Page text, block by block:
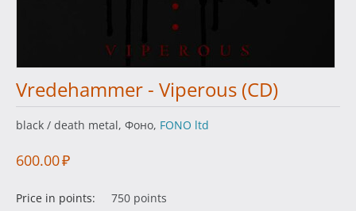
Vredehammer - Viperous (CD)
black / death metal, Фоно, FONO ltd
600.00₽
Price in points: 750 points